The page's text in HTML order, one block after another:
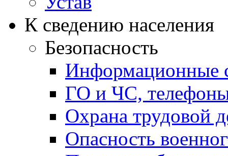
К сведению населения
Безопасность
Информационные
ГО и ЧС,
Охрана трудовой
Опасность